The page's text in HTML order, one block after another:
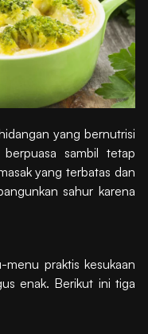
yang bernutrisi
sambil tetap
yang terbatas dan
sahur karena
praktis kesukaan
enak. Berikut ini tiga